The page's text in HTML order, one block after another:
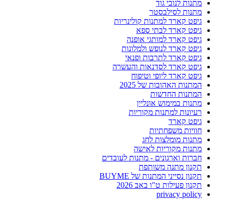
מתנות לנובי גוד
מתנות לסילבסטר
גיפט קארד למתנות קולינריות
גיפט קארד לבתי ספא
גיפט קארד למותגי אופנה
גיפט קארד לנופש ולמלונות
גיפט קארד לתרבות ופנאי
גיפט קארד לסדנאות והעשרה
גיפט קארד ליופי וטיפוח
המתנות האהובות של 2025
המתנות החדשות
מתנות במימוש אונליין
רעיונות למתנות מקוריות
גיפט קארד
חוויות משפחתיות
מתנות מומלצות לחג
מתנות מקוריות לאישה
חברות וארגונים - מתנות לעובדים
תקנון מתנה משותפת
תקנון נסייני המתנות של BUYME
תקנון פעילות ט"ו באב 2026
privacy policy